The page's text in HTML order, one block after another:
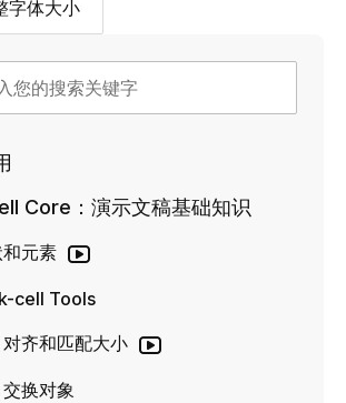
字体大小
Core：演示文稿基础知识
元素
cell Tools
对齐和匹配大小
交换对象